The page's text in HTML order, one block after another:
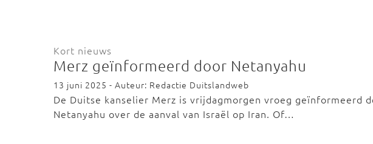
Kort nieuws
Merz geïnformeerd door Netanyahu
13 juni 2025 - Auteur: Redactie Duitslandweb
De Duitse kanselier Merz is vrijdagmorgen vroeg geïnformeerd
Netanyahu over de aanval van Israël op Iran. Of…